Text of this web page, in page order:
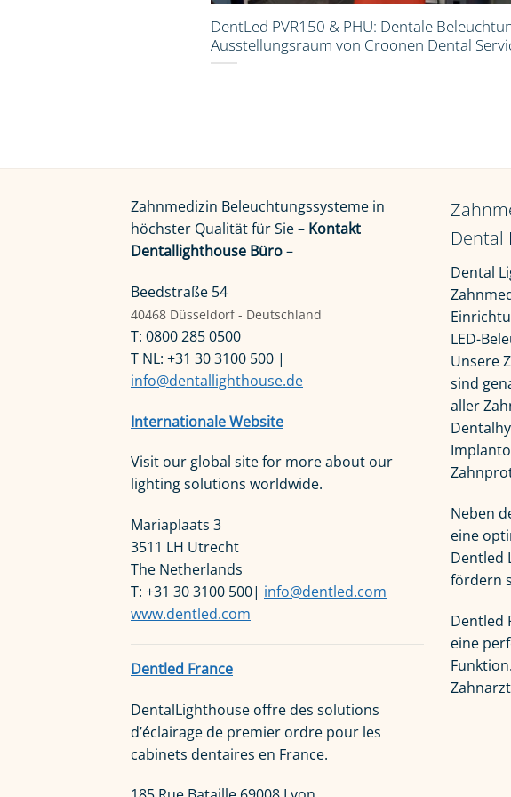
DentLed PVR150 & PHU: Dentale
Ausstellungsraum von Croonen Dental
Zahnmedizin Beleuchtungssysteme in
höchster Qualität für Sie – Kontakt
Dentallighthouse Büro–
Beedstraße 54
40468 Düsseldorf - Deutschland
T: 0800 285 0500
T NL: +31 30 3100 500 |
info@dentallighthouse.de
Internationale Website
Visit our global site for more about our
lighting solutions worldwide.
Mariaplaats 3
3511 LH Utrecht
The Netherlands
T: +31 30 3100 500| info@dentled.com
www.dentled.com
Dentled France
DentalLighthouse offre des solutions
d’éclairage de premier ordre pour les
cabinets dentaires en France.
Dental
Dental
LED-
Unsere
sind
aller
Neben
eine
Dentled
fördern
Dentled
eine